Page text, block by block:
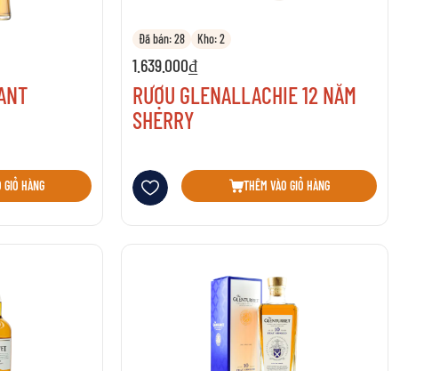
HÀNG
Đã bán: 28 Kho: 2
1.639.000₫
RƯỢU GLENALLACHIE 12 NĂM
SHERRY
Thêm vào danh sách yêu thích
THÊM VÀO GIỎ HÀNG